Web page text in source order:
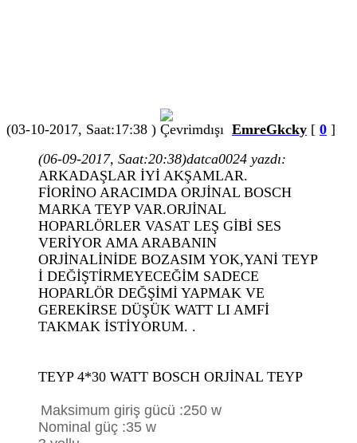
(03-10-2017, Saat:17:38 ) EmreGkcky [ 0 ]
(06-09-2017, Saat:20:38)datca0024 yazdı:
ARKADAŞLAR İYİ AKŞAMLAR.
FİORİNO ARACIMDA ORJİNAL BOSCH
MARKA TEYP VAR.ORJİNAL
HOPARLÖRLER VASAT LEŞ GİBİ SES
VERİYOR AMA ARABANIN
ORJİNALİNİDE BOZASIM YOK,YANİ TEYP
İ DEĞİŞTİRMEYECEĞİM SADECE
HOPARLÖR DEĞŞİMİ YAPMAK VE
GEREKİRSE DÜŞÜK WATT LI AMFİ
TAKMAK İSTİYORUM. .
TEYP 4*30 WATT BOSCH ORJİNAL TEYP
Maksimum giriş gücü :250 w
Nominal güç :35 w